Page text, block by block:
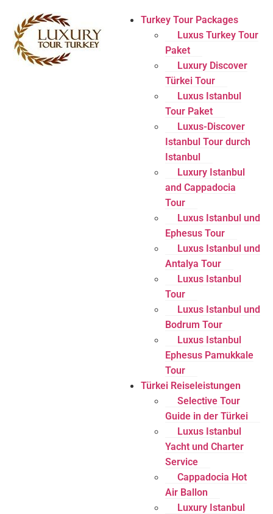
Turkey Tour Packages
Luxus Turkey Tour
Paket
Luxury Discover
Türkei Tour
Luxus Istanbul
Tour Paket
Luxus-Discover
Istanbul Tour durch
Istanbul
Luxury Istanbul
and Cappadocia
Tour
Luxus Istanbul und
Ephesus Tour
Luxus Istanbul und
Antalya Tour
Luxus Istanbul
Tour
Luxus Istanbul und
Bodrum Tour
Luxus Istanbul
Ephesus Pamukkale
Tour
Türkei Reiseleistungen
Selective Tour
Guide in der Türkei
Luxus Istanbul
Yacht und Charter
Service
Cappadocia Hot
Air Ballon
Luxury Istanbul